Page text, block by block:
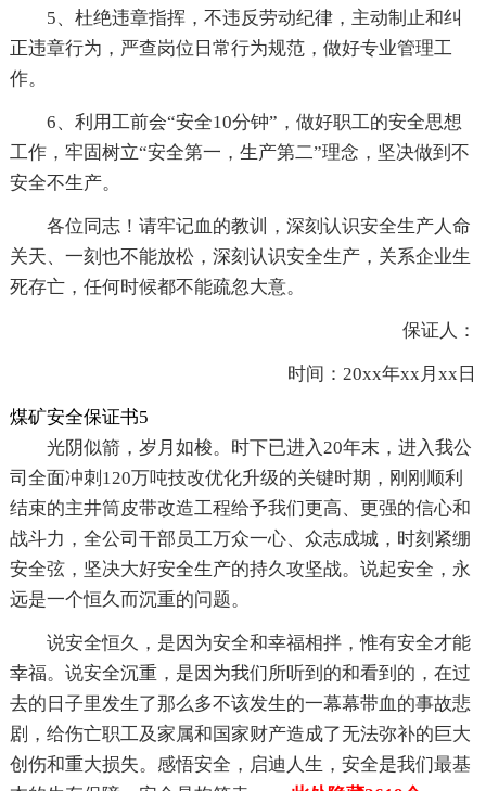
5、杜绝违章指挥，不违反劳动纪律，主动制止和纠
正违章行为，严查岗位日常行为规范，做好专业管理工
作。
6、利用工前会“安全10分钟”，做好职工的安全思想
工作，牢固树立“安全第一，生产第二”理念，坚决做到不
安全不生产。
各位同志！请牢记血的教训，深刻认识安全生产人命
关天、一刻也不能放松，深刻认识安全生产，关系企业生
死存亡，任何时候都不能疏忽大意。
保证人：
时间：20xx年xx月xx日
煤矿安全保证书5
光阴似箭，岁月如梭。时下已进入20年末，进入我公
司全面冲刺120万吨技改优化升级的关键时期，刚刚顺利
结束的主井筒皮带改造工程给予我们更高、更强的信心和
战斗力，全公司干部员工万众一心、众志成城，时刻紧绷
安全弦，坚决大好安全生产的持久攻坚战。说起安全，永
远是一个恒久而沉重的问题。
说安全恒久，是因为安全和幸福相拌，惟有安全才能
幸福。说安全沉重，是因为我们所听到的和看到的，在过
去的日子里发生了那么多不该发生的一幕幕带血的事故悲
剧，给伤亡职工及家属和国家财产造成了无法弥补的巨大
创伤和重大损失。感悟安全，启迪人生，安全是我们最基